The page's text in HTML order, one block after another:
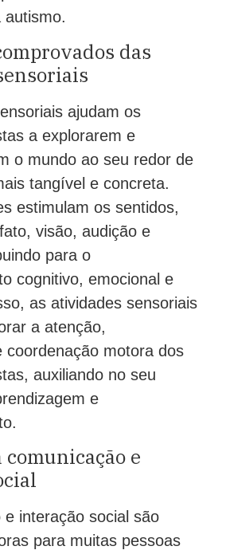
autismo.
das
ajudam os
a explorarem e
o mundo ao seu redor de
tangível e concreta.
estimulam os sentidos,
visão, audição e
para o
cognitivo, emocional e
as atividades sensoriais
a atenção,
coordenação motora dos
auxiliando no seu
e
e
e interação social são
para muitas pessoas